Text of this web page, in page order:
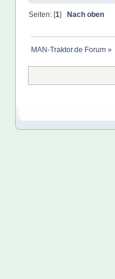
Seiten: [1] Nach oben
MAN-Traktor.de Forum »